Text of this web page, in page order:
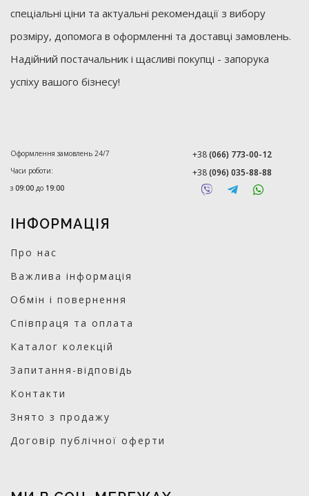
спеціальні ціни та актуальні рекомендації з вибору
розміру, допомога в оформленні та доставці замовлень.
Надійний постачальник і щасливі покупці - запорука
успіху вашого бізнесу!
Оформлення замовлень 24/7
Часи роботи:
з 09:00 до 19:00
+38(066) 773-00-12
+38(096) 035-88-88
ІНФОРМАЦІЯ
Про нас
Важлива інформація
Обмін і повернення
Співпраця та оплата
Каталог колекцій
Запитання-відповідь
Контакти
Знято з продажу
Договір публічної оферти